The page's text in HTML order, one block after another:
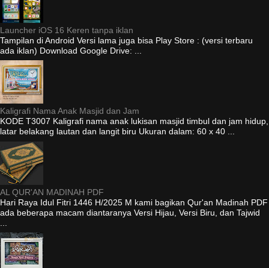
Launcher iOS 16 Keren tanpa iklan
Tampilan di Android Versi lama juga bisa Play Store : (versi terbaru
ada iklan) Download Google Drive: ...
Kaligrafi Nama Anak Masjid dan Jam
KODE T3007 Kaligrafi nama anak lukisan masjid timbul dan jam hidup,
latar belakang lautan dan langit biru Ukuran dalam: 60 x 40 ...
AL QUR'AN MADINAH PDF
Hari Raya Idul Fitri 1446 H/2025 M kami bagikan Qur'an Madinah PDF
ada beberapa macam diantaranya Versi Hijau, Versi Biru, dan Tajwid